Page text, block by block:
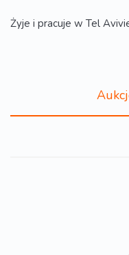
Żyje i pracuje w Tel